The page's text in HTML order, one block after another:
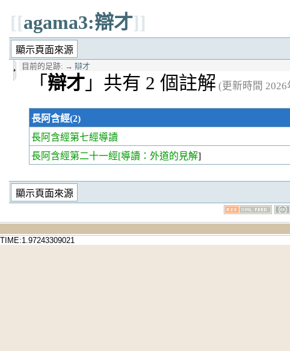
[[agama3:辯才]]
目前的足跡: → 辯才
「 辯才 」共有 2 個註解 (更新時間 2026
長阿含經(2)
長阿含經第七經導讀
長阿含經第二十一經[導讀：外道的見解]
TIME:1.97243309021